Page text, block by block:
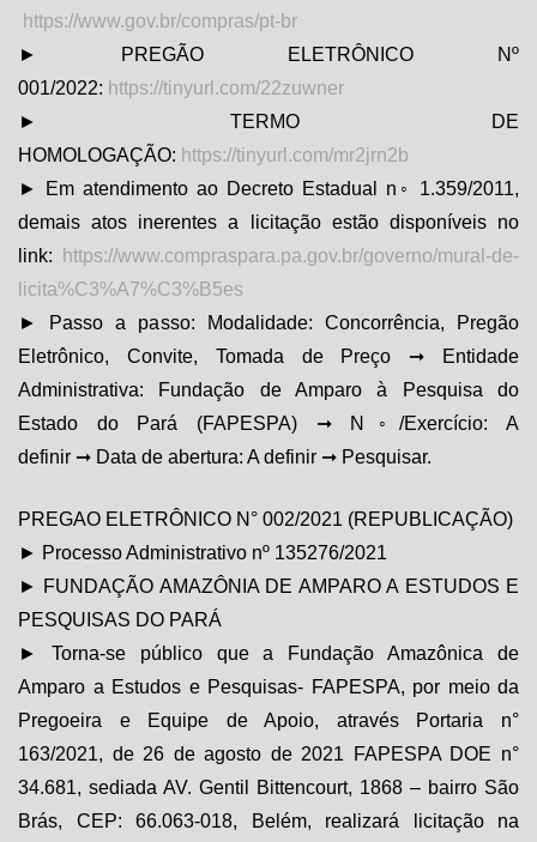
https://www.gov.br/compras/pt-br
► PREGÃO ELETRÔNICO Nº
001/2022: https://tinyurl.com/22zuwner
► TERMO DE
HOMOLOGAÇÃO: https://tinyurl.com/mr2jrn2b
► Em atendimento ao Decreto Estadual n◦ 1.359/2011,
demais atos inerentes a licitação estão disponíveis no
link:
https://www.compraspara.pa.gov.br/governo/mural-de-
licita%C3%A7%C3%B5es
► Passo a passo: Modalidade: Concorrência, Pregão
Eletrônico, Convite, Tomada de Preço ➞ Entidade
Administrativa: Fundação de Amparo à Pesquisa do
Estado do Pará (FAPESPA) ➞ N◦/Exercício: A
definir ➞ Data de abertura: A definir ➞ Pesquisar.
PREGAO ELETRÔNICO N° 002/2021 (REPUBLICAÇÃO)
► Processo Administrativo nº 135276/2021
► FUNDAÇÃO AMAZÔNIA DE AMPARO A ESTUDOS E
PESQUISAS DO PARÁ
► Torna-se público que a Fundação Amazônica de
Amparo a Estudos e Pesquisas- FAPESPA, por meio da
Pregoeira e Equipe de Apoio, através Portaria n°
163/2021, de 26 de agosto de 2021 FAPESPA DOE n°
34.681, sediada AV. Gentil Bittencourt, 1868 – bairro São
Brás, CEP: 66.063-018, Belém, realizará licitação na